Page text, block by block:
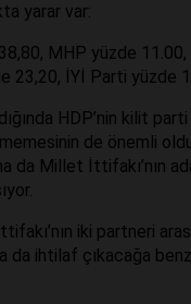
yarar var:
MHP yüzde
23,20, İYİ Parti yüzde
HDP’nin kilit
de önemli
da Millet İttifakı’nın
iki partneri
da ihtilaf çıkacağa